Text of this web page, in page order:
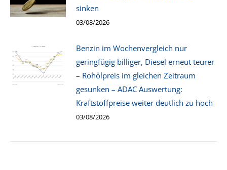
sinken
03/08/2026
Benzin im Wochenvergleich nur
geringfügig billiger, Diesel erneut teurer
– Rohölpreis im gleichen Zeitraum
gesunken – ADAC Auswertung:
Kraftstoffpreise weiter deutlich zu hoch
03/08/2026